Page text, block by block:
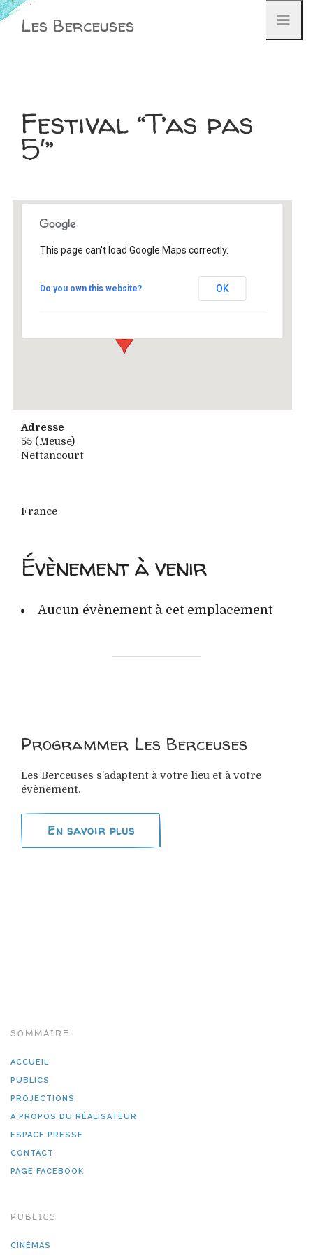
Aller
au
Les Berceuses
Festival “T’as pas
5′”
55 (Meuse) - Nettancourt
This page can't load Google Maps correctly.
Do you own this website? OK
Adresse
55 (Meuse)
Nettancourt
France
Évènement à venir
Aucun évènement à cet emplacement
Programmer Les Berceuses
Les Berceuses s’adaptent à votre lieu et à votre
évènement.
En savoir plus
SOMMAIRE
ACCUEIL
PUBLICS
PROJECTIONS
À PROPOS DU RÉALISATEUR
ESPACE PRESSE
CONTACT
PAGE FACEBOOK
PUBLICS
CINÉMAS